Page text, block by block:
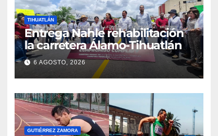
TIHUATLÁN
Entrega Nahle rehabilitación
la carretera Álamo-Tihuatlán
6 AGOSTO, 2026
GUTIÉRREZ ZAMORA